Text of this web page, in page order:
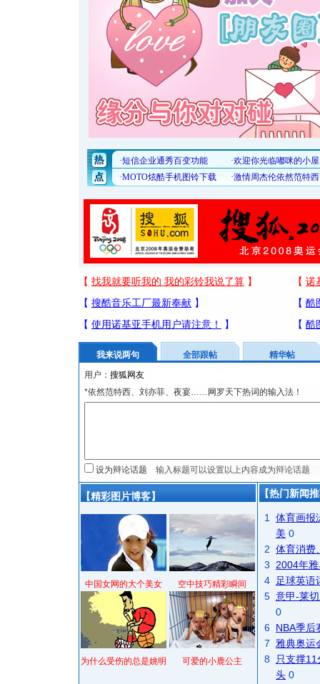
我来说两句 全部跟帖
精华帖
用户：
*依然范特西、刘亦菲、夜宴……网罗天下热词的输入法！
设为辩论话题
【精彩图片博客】
中国女网的大个美女 空中技巧精彩瞬间
为什么受伤的总是姚明 可爱的小鹿公主
【热门新闻
1
体育画报
美 0
2 体育消费
3
2004年
4
足球英语
5 意甲-莱
0
6 NBA季后
7
雅典奥运
8
只支撑
头 0